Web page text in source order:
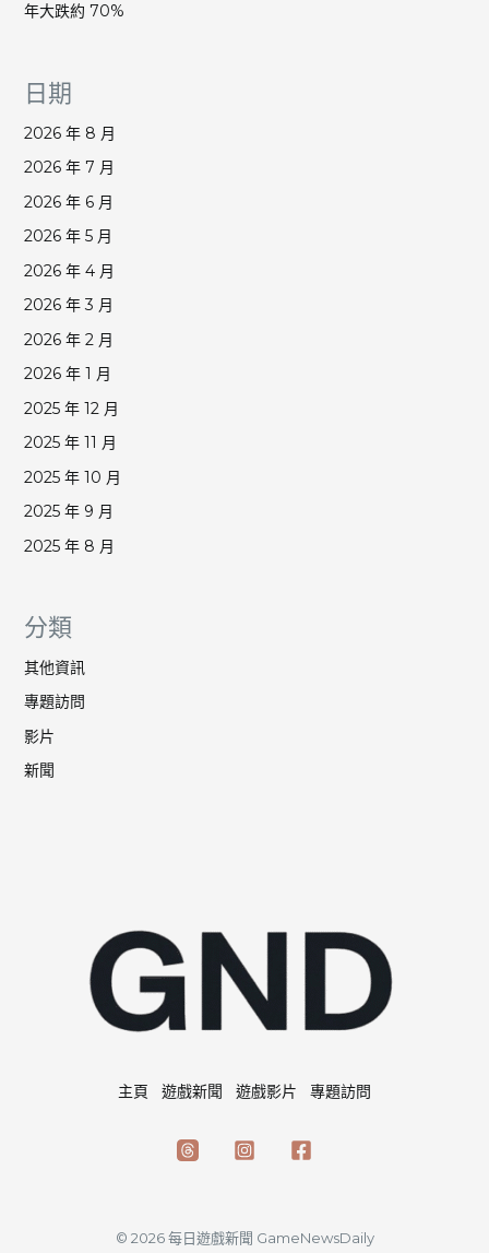
年大跌約 70%
日期
2026 年 8 月
2026 年 7 月
2026 年 6 月
2026 年 5 月
2026 年 4 月
2026 年 3 月
2026 年 2 月
2026 年 1 月
2025 年 12 月
2025 年 11 月
2025 年 10 月
2025 年 9 月
2025 年 8 月
分類
其他資訊
專題訪問
影片
新聞
主頁 遊戲新聞 遊戲影片 專題訪問
© 2026 每日遊戲新聞 GameNewsDaily